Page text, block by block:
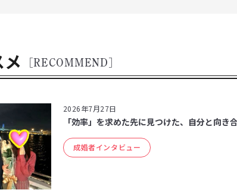
[RECOMMEND]
2026年7月27日
「効率」を求めた先に見つけた、自分と向き
成婚者インタビュー